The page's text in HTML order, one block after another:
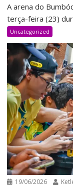
A arena do
terça-feira (23)
Uncategorized
19/06/2026